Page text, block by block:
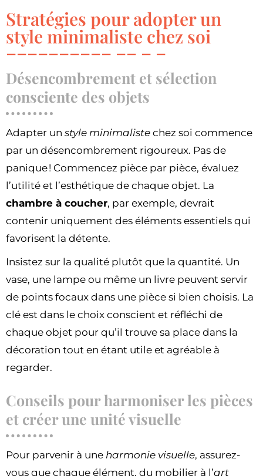
Stratégies pour adopter un
style minimaliste chez soi
Désencombrement et sélection
consciente des objets
Adapter un style minimaliste chez soi commence
par un désencombrement rigoureux. Pas de
panique ! Commencez pièce par pièce, évaluez
l’utilité et l’esthétique de chaque objet. La
chambre à coucher, par exemple, devrait
contenir uniquement des éléments essentiels qui
favorisent la détente.
Insistez sur la qualité plutôt que la quantité. Un
vase, une lampe ou même un livre peuvent servir
de points focaux dans une pièce si bien choisis. La
clé est dans le choix conscient et réfléchi de
chaque objet pour qu’il trouve sa place dans la
décoration tout en étant utile et agréable à
regarder.
Conseils pour harmoniser les pièces
et créer une unité visuelle
Pour parvenir à une harmonie visuelle, assurez-
vous que chaque élément, du mobilier à l’art